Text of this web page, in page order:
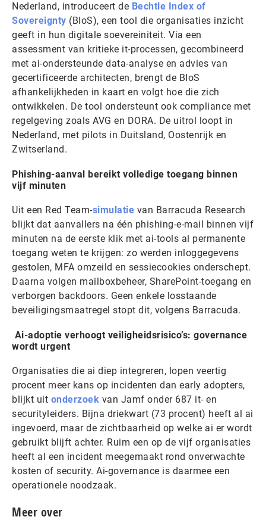
Nederland, introduceert de Bechtle Index of
Sovereignty (BIoS), een tool die organisaties inzicht
geeft in hun digitale soevereiniteit. Via een
assessment van kritieke it-processen, gecombineerd
met ai-ondersteunde data-analyse en advies van
gecertificeerde architecten, brengt de BIoS
afhankelijkheden in kaart en volgt hoe die zich
ontwikkelen. De tool ondersteunt ook compliance met
regelgeving zoals AVG en DORA. De uitrol loopt in
Nederland, met pilots in Duitsland, Oostenrijk en
Zwitserland.
Phishing-aanval bereikt volledige toegang binnen
vijf minuten
Uit een Red Team-simulatie van Barracuda Research
blijkt dat aanvallers na één phishing-e-mail binnen vijf
minuten na de eerste klik met ai-tools al permanente
toegang weten te krijgen: zo werden inloggegevens
gestolen, MFA omzeild en sessiecookies onderschept.
Daarna volgen mailboxbeheer, SharePoint-toegang en
verborgen backdoors. Geen enkele losstaande
beveiligingsmaatregel stopt dit, volgens Barracuda.
Ai-adoptie verhoogt veiligheidsrisico’s: governance
wordt urgent
Organisaties die ai diep integreren, lopen veertig
procent meer kans op incidenten dan early adopters,
blijkt uit onderzoek van Jamf onder 687 it- en
securityleiders. Bijna driekwart (73 procent) heeft al ai
ingevoerd, maar de zichtbaarheid op welke ai er wordt
gebruikt blijft achter. Ruim een op de vijf organisaties
heeft al een incident meegemaakt rond onverwachte
kosten of security. Ai-governance is daarmee een
operationele noodzaak.
Meer over